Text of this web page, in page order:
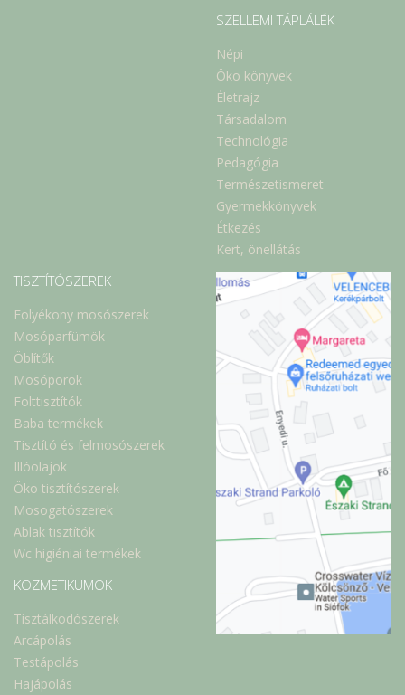
SZELLEMI TÁPLÁLÉK
Népi
Öko könyvek
Életrajz
Társadalom
Technológia
Pedagógia
Természetismeret
Gyermekkönyvek
Étkezés
Kert, önellátás
TISZTÍTÓSZEREK
Folyékony mosószerek
Mosóparfümök
Öblítők
Mosóporok
Folttisztítók
Baba termékek
Tisztító és felmosószerek
Illóolajok
Öko tisztítószerek
Mosogatószerek
Ablak tisztítók
Wc higiéniai termékek
KOZMETIKUMOK
Tisztálkodószerek
Arcápolás
Testápolás
Hajápolás